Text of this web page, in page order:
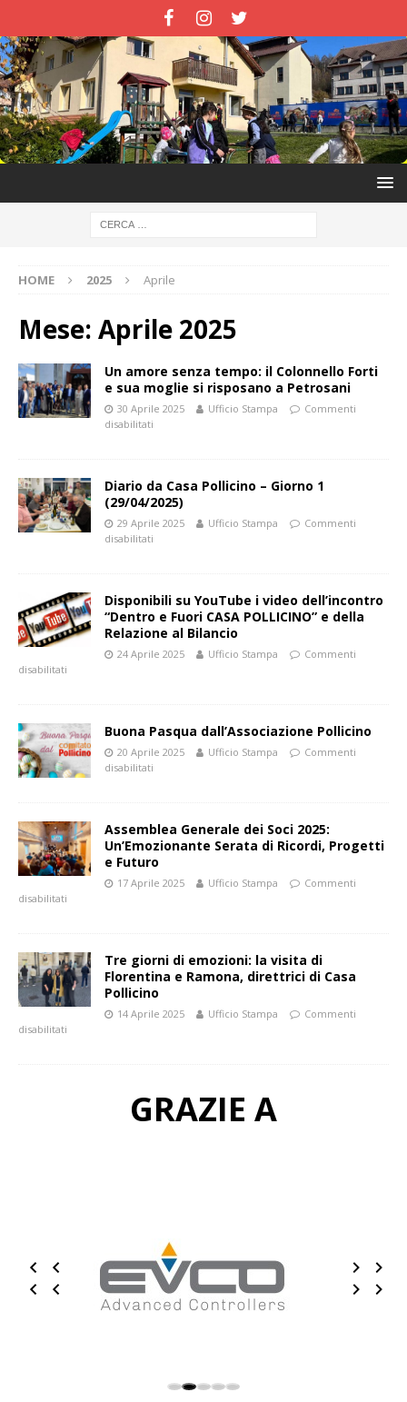
HOME 2025 Aprile
Mese: Aprile 2025
Un amore senza tempo: il Colonnello Forti
e sua moglie si risposano a Petrosani
30 Aprile 2025 Ufficio Stampa
Commenti
disabilitati
Diario da Casa Pollicino – Giorno 1
(29/04/2025)
29 Aprile 2025 Ufficio Stampa
Commenti
disabilitati
Disponibili su YouTube i video dell’incontro
“Dentro e Fuori CASA POLLICINO” e della
Relazione al Bilancio
24 Aprile 2025 Ufficio Stampa
Commenti
disabilitati
Buona Pasqua dall’Associazione Pollicino
20 Aprile 2025 Ufficio Stampa
Commenti
disabilitati
Assemblea Generale dei Soci 2025:
Un’Emozionante Serata di Ricordi, Progetti
e Futuro
17 Aprile 2025 Ufficio Stampa
Commenti
disabilitati
Tre giorni di emozioni: la visita di
Florentina e Ramona, direttrici di Casa
Pollicino
14 Aprile 2025 Ufficio Stampa
Commenti
disabilitati
GRAZIE A